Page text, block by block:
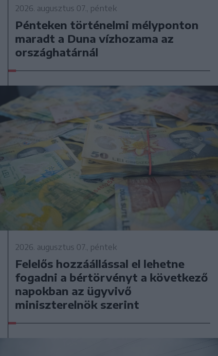
2026. augusztus 07., péntek
Pénteken történelmi mélyponton
maradt a Duna vízhozama az
országhatárnál
2026. augusztus 07., péntek
Felelős hozzáállással el lehetne
fogadni a bértörvényt a következő
napokban az ügyvivő
miniszterelnök szerint